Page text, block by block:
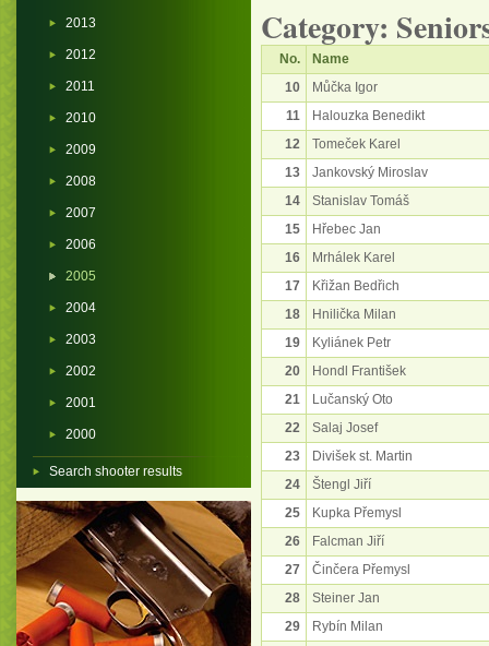
Category:
No.
Name
10
Můčka Igor
11
Halouzka Benedikt
12
Tomeček Karel
13
Jankovský Miroslav
14
Stanislav Tomáš
15
Hřebec Jan
16
Mrhálek Karel
17
Křižan Bedřich
18
Hnilička Milan
19
Kyliánek Petr
20
Hondl František
21
Lučanský Oto
22
Salaj Josef
23
Divišek st. Martin
24
Štengl Jiří
25
Kupka Přemysl
26
Falcman Jiří
27
Činčera Přemysl
28
Steiner Jan
29
Rybín Milan
2013
2012
2011
2010
2009
2008
2007
2006
2005
2004
2003
2002
2001
2000
Search shooter results